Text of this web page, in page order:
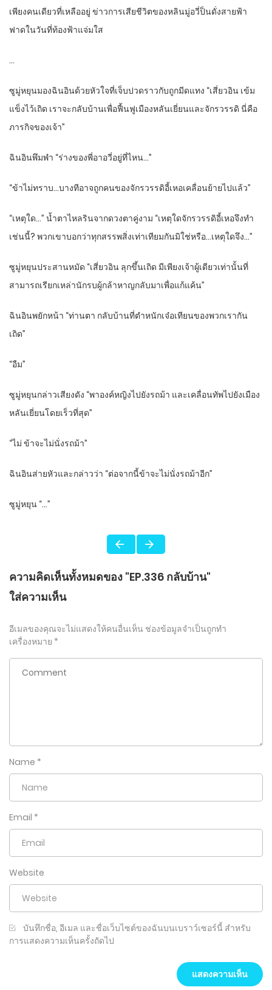
เพียงคนเดียวที่เหลืออยู่ ข่าวการเสียชีวิตของหลินมู่อวี่ป็นดั่งสายฟ้า
ฟาดในวันที่ท้องฟ้าแจ่มใส
…
ซูมู่หยุนมองฉินอินด้วยหัวใจที่เจ็บปวดราวกับถูกมีดแทง “เสี่ยวอิน เข้ม
แข็งไว้เถิด เราจะกลับบ้านเพื่อฟื้นฟูเมืองหลันเยี่ยนและจักรวรรดิ นี่คือ
ภารกิจของเจ้า”
ฉินอินพึมพำ “ร่างของพี่อาอวี่อยู่ที่ไหน…”
“ข้าไม่ทราบ…บางทีอาจถูกคนของจักรวรรดิอี้เหอเคลื่อนย้ายไปแล้ว”
“เหตุใด…” น้ำตาไหลรินจากดวงตาคู่งาม “เหตุใดจักรวรรดิอี้เหอจึงทำ
เช่นนี้? พวกเขาบอกว่าทุกสรรพสิ่งเท่าเทียมกันมิใช่หรือ…เหตุใดจึง…”
ซูมู่หยุนประสานหมัด “เสี่ยวอิน ลุกขึ้นเถิด มีเพียงเจ้าผู้เดียวเท่านั้นที่
สามารถเรียกเหล่านักรบผู้กล้าหาญกลับมาเพื่อแก้แค้น”
ฉินอินพยักหน้า “ท่านตา กลับบ้านที่ตำหนักเจ๋อเทียนของพวกเรากัน
เถิด”
“อืม”
ซูมู่หยุนกล่าวเสียงดัง “พาองค์หญิงไปยังรถม้า และเคลื่อนทัพไปยังเมือง
หลันเยี่ยนโดยเร็วที่สุด”
“ไม่ ข้าจะไม่นั่งรถม้า”
ฉินอินส่ายหัวและกล่าวว่า “ต่อจากนี้ข้าจะไม่นั่งรถม้าอีก”
ซูมู่หยุน “…”
ความคิดเห็นทั้งหมดของ "EP.336 กลับบ้าน"
ใส่ความเห็น
อีเมลของคุณจะไม่แสดงให้คนอื่นเห็น ช่องข้อมูลจำเป็นถูกทำ
เครื่องหมาย *
Name *
Email *
Website
บันทึกชื่อ, อีเมล และชื่อเว็บไซต์ของฉันบนเบราว์เซอร์นี้ สำหรับ
การแสดงความเห็นครั้งถัดไป